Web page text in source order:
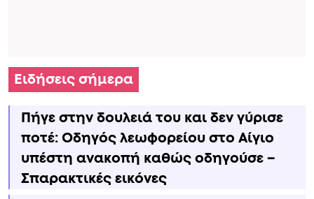
Ειδήσεις σήμερα
Πήγε στην δουλειά του και δεν γύρισε
ποτέ: Οδηγός λεωφορείου στο Αίγιο
υπέστη ανακοπή καθώς οδηγούσε –
Σπαρακτικές εικόνες